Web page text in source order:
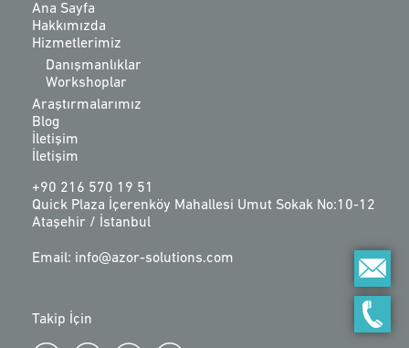
Ana Sayfa
Hakkımızda
Hizmetlerimiz
Danışmanlıklar
Workshoplar
Araştırmalarımız
Blog
İletişim
İletişim
+90 216 570 19 51
Quick Plaza İçerenköy Mahallesi Umut Sokak No:10-12
Ataşehir / İstanbul
Email: info@azor-solutions.com
Takip İçin